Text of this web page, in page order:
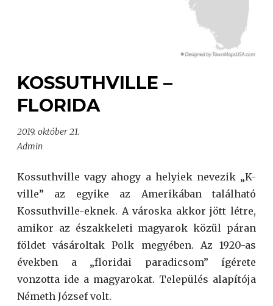
KOSSUTHVILLE –
FLORIDA
2019. október 21.
Admin
Kossuthville vagy ahogy a helyiek nevezik „K-
ville” az egyike az Amerikában található
Kossuthville-eknek. A városka akkor jött létre,
amikor az északkeleti magyarok közül páran
földet vásároltak Polk megyében. Az 1920-as
években a „floridai paradicsom” ígérete
vonzotta ide a magyarokat. Település alapítója
Németh József volt.